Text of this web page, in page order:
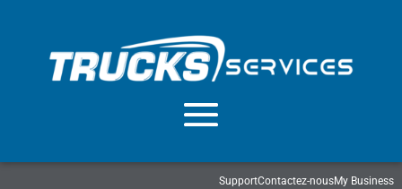
SupportContactez-nousMy Business